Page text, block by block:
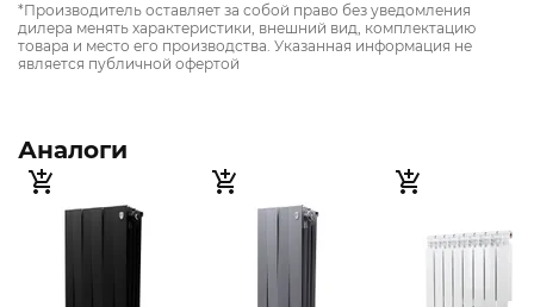
*Производитель оставляет за собой право без уведомления
дилера менять характеристики, внешний вид, комплектацию
товара и место его производства. Указанная информация не
является публичной офертой
Аналоги